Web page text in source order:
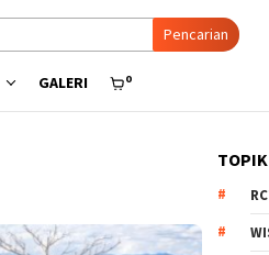
Pencarian
GALERI 0